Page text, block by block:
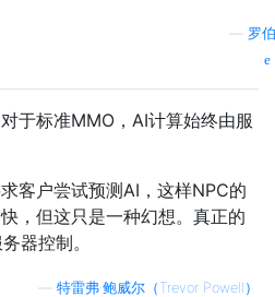
罗
于标准MMO，AI计算始终由服
客户尝试预测AI，这样NPC的
，但这只是一种幻想。真正的
器控制。
特雷弗·鲍威尔（Tr​​evor Powell）